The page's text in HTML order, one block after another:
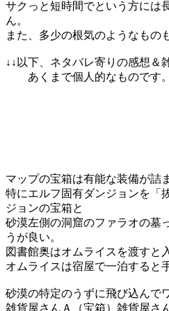
サクっと短時間でという方には
ん。
また、多少の根気のようなもの
↓↓以下、ネタバレ寄りの感想＆
あくまで個人的なものです。
マップの宝箱は有能な装備が詰
特にエルフ固有ダンジョンを「
ジョンの宝箱と
砂漠左側の洞窟のファラオの墓
うが良い。
図書館奥はオムライスを渡すと
オムライスは宿屋で一泊すると
砂漠の特定のうずに飛び込んで
雑貨屋さんＡ（宝箱）雑貨屋さ